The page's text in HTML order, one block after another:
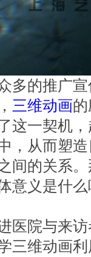
多的推广
三维动画
这一契机
，从而塑
间的关系
意义是什
医院与来
三维动画